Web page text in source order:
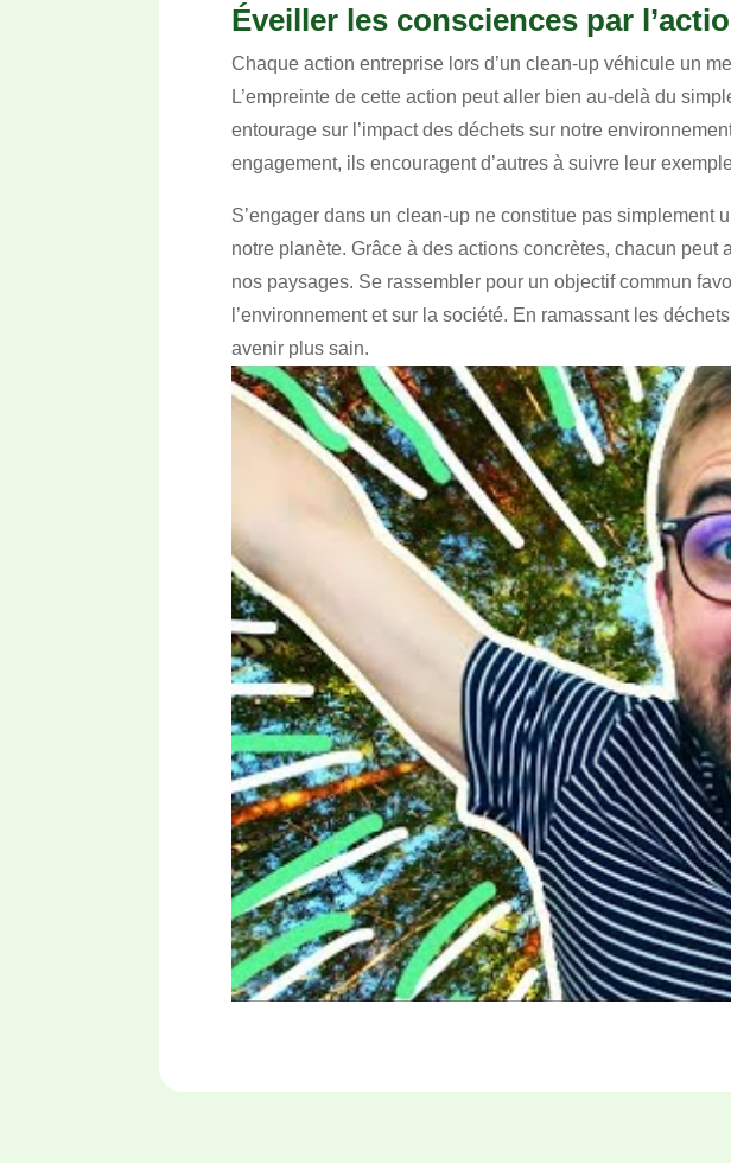
Éveiller les consciences par
Chaque action entreprise lors d’un clean-up véhicule un
L’empreinte de cette action peut aller bien au-delà du
entourage sur l’impact des déchets sur notre
engagement, ils encouragent d’autres à suivre leur
S’engager dans un clean-up ne constitue pas simplement
notre planète. Grâce à des actions concrètes, chacun
nos paysages. Se rassembler pour un objectif commun
l’environnement et sur la société. En ramassant les
avenir plus sain.